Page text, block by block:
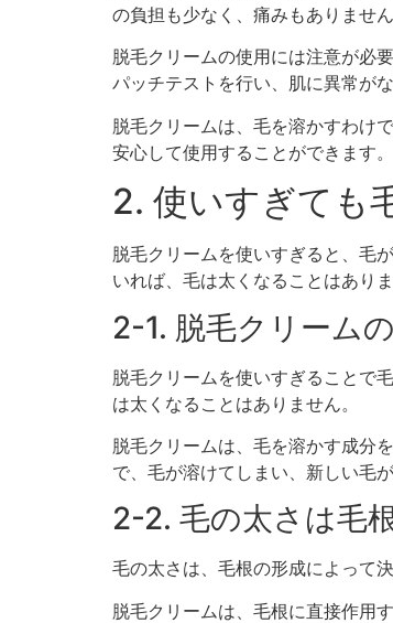
の負担も少なく、痛みもありませ
脱毛クリームの使用には注意が必
パッチテストを行い、肌に異常が
脱毛クリームは、毛を溶かすわけ
安心して使用することができます
2. 使いすぎても
脱毛クリームを使いすぎると、毛
いれば、毛は太くなることはありま
2-1. 脱毛クリーム
脱毛クリームを使いすぎることで
は太くなることはありません。
脱毛クリームは、毛を溶かす成分
で、毛が溶けてしまい、新しい毛
2-2. 毛の太さは毛
毛の太さは、毛根の形成によって
脱毛クリームは、毛根に直接作用